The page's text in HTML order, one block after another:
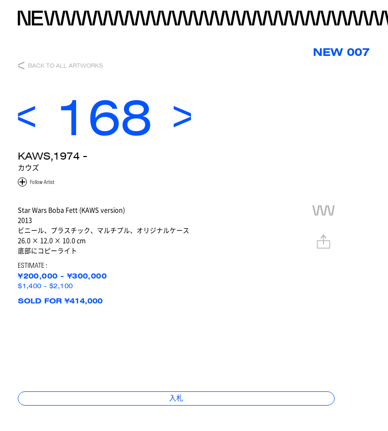
NEW 007
BACK TO ALL ARTWORKS
168
KAWS,1974 -
カウズ
Star Wars Boba Fett (KAWS version)
2013
ビニール、プラスチック、マルチプル、オリジナルケース
26.0 × 12.0 × 10.0 cm
底部にコピーライト
ESTIMATE :
¥200,000 - ¥300,000
$1,400 - $2,100
SOLD FOR ¥414,000
入札